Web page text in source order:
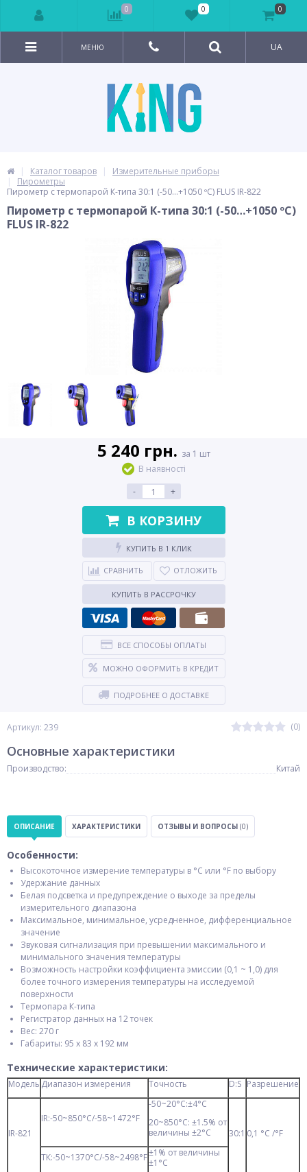
МЕНЮ UA
Каталог товаров
Измерительные приборы
Пирометры
Пирометр с термопарой К-типа 30:1 (-50…+1050 ºС) FLUS IR-822
Пирометр с термопарой К-типа 30:1 (-50…+1050 ºС)
FLUS IR-822
Артикул: 239 (0)
5 240 грн. за 1 шт
В наявності
-
+
В КОРЗИНУ
КУПИТЬ В 1 КЛИК
СРАВНИТЬ ОТЛОЖИТЬ
КУПИТЬ В РАССРОЧКУ
ВСЕ СПОСОБЫ ОПЛАТЫ
МОЖНО ОФОРМИТЬ В КРЕДИТ
ПОДРОБНЕЕ О ДОСТАВКЕ
Основные характеристики
Производство: Китай
ОПИСАНИЕ ХАРАКТЕРИСТИКИ ОТЗЫВЫ И ВОПРОСЫ (0)
Особенности:
Высокоточное измерение температуры в °С или °F по выбору
Удержание данных
Белая подсветка и предупреждение о выходе за пределы
измерительного диапазона
Максимальное, минимальное, усредненное, дифференциальное
значение
Звуковая сигнализация при превышении максимального и
минимального значения температуры
Возможность настройки коэффициента эмиссии (0,1 ~ 1,0) для
более точного измерения температуры на исследуемой
поверхности
Термопара К-типа
Регистратор данных на 12 точек
Вес: 270 г
Габариты: 95 х 83 х 192 мм
Технические характеристики:
Модель Диапазон измерения Точность D:S Разрешение
IR-821
IR:-50~850°С/-58~1472°F
-50~20°С:±4°С
20~850°С: ±1.5% от
величины ±2°С
30:1 0,1 °С /°F
ТК:-50~1370°С/-58~2498°F±1% от величины
±1°С
0 0 0